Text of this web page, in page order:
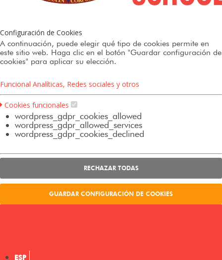
Configuración de Cookies
A continuación, puede elegir qué tipo de cookies permite en
este sitio web. Haga clic en el botón "Guardar configuración de
cookies" para aplicar su elección.
Funcional Analíticas, Redes sociales y otros
Cookies funcionales
wordpress_gdpr_cookies_allowed
wordpress_gdpr_allowed_services
wordpress_gdpr_cookies_declined
RECHAZAR TODAS
GUARDAR CONFIGURACIÓN DE COOKIES
ESP